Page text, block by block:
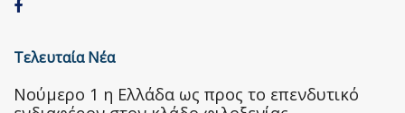
Τελευταία Νέα
Nούμερο 1 η Ελλάδα ως προς το επενδυτικό